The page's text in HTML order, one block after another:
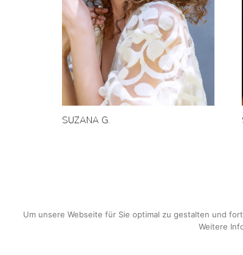
SUZANA G.
Um unsere Webseite für Sie optimal zu gestalten und
Weitere